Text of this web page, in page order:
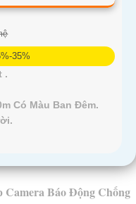
35%
.
Có Màu Ban Ðêm.
Báo Động Chống